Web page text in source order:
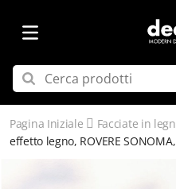
Pagina Iniziale Facciate in
effetto legno, ROVERE